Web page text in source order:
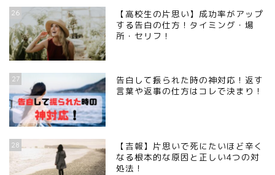
26
【高校生の片思い】成功率がアップ
する告白の仕方！タイミング・場
所・セリフ！
27
告白して振られた時の神対応！返す
言葉や返事の仕方はコレで決まり！
28
【吉報】片思いで死にたいほど辛く
なる根本的な原因と正しい4つの対
処法！